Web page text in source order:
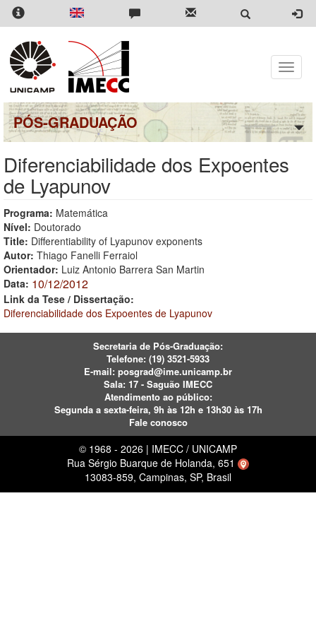
Pular
para
conteúdo
principal
Toggle
PÓS-GRADUAÇÃO
Diferenciabilidade dos Expoentes
de Lyapunov
Programa: Matemática
Nível: Doutorado
Title: Differentiability of Lyapunov exponents
Autor: Thiago Fanelli Ferraiol
Orientador: Luiz Antonio Barrera San Martin
Data: 10/12/2012
Link da Tese / Dissertação:
Diferenciabilidade dos Expoentes de Lyapunov
Secretaria de Pós-Graduação:
Telefone: (19) 3521-5933
E-mail: posgrad@ime.unicamp.br
Sala: 17 - Saguão IMECC
Atendimento ao público:
Segunda a sexta-feira, 9h às 12h e 13h30 às 17h
Fale conosco
© 1968 - 2026 | IMECC / UNICAMP
Rua Sérgio Buarque de Holanda, 651
13083-859, Campinas, SP, Brasil